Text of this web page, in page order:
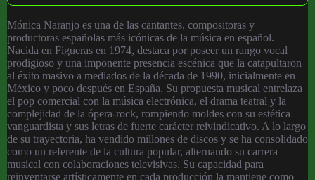
Mónica Naranjo es una de las cantantes, compositoras y
productoras españolas más icónicas de la música en español.
Nacida en Figueras en 1974, destaca por poseer un rango vocal
prodigioso y una imponente presencia escénica que la catapultaron
al éxito masivo a mediados de la década de 1990, inicialmente en
México y poco después en España. Su propuesta musical entrelaza
el pop comercial con la música electrónica, el drama teatral y la
complejidad de la ópera-rock, rompiendo moldes con su estética
vanguardista y sus letras de fuerte carácter reivindicativo. A lo largo
de su trayectoria, ha vendido millones de discos y se ha consolidado
como un referente de la cultura popular, alternando su carrera
musical con colaboraciones televisivas. Su capacidad para
reinventarse artísticamente en cada producción la mantiene como